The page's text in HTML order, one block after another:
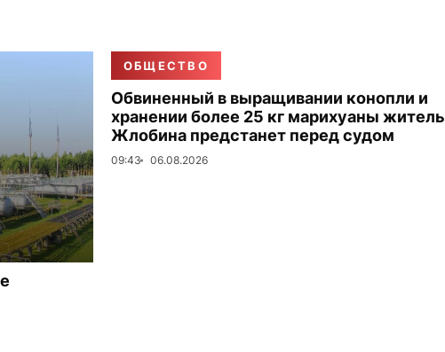
ОБЩЕСТВО
Обвиненный в выращивании конопли и
хранении более 25 кг марихуаны житель
Жлобина предстанет перед судом
09:43 06.08.2026